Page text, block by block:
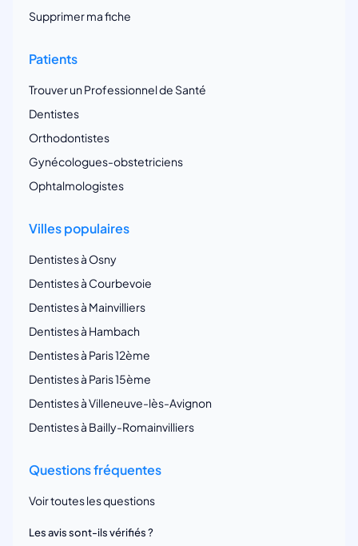
Supprimer ma fiche
Patients
Trouver un Professionnel de Santé
Dentistes
Orthodontistes
Gynécologues-obstetriciens
Ophtalmologistes
Villes populaires
Dentistes à Osny
Dentistes à Courbevoie
Dentistes à Mainvilliers
Dentistes à Hambach
Dentistes à Paris 12ème
Dentistes à Paris 15ème
Dentistes à Villeneuve-lès-Avignon
Dentistes à Bailly-Romainvilliers
Questions fréquentes
Voir toutes les questions
Les avis sont-ils vérifiés ?